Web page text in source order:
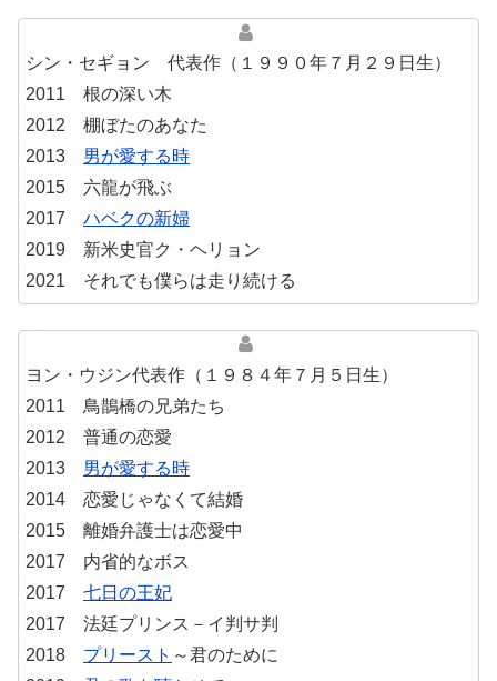
シン・セギョン 代表作（１９９０年７月２９日生）
2011 根の深い木
2012 棚ぼたのあなた
2013 男が愛する時
2015 六龍が飛ぶ
2017 ハベクの新婦
2019 新米史官ク・ヘリョン
2021 それでも僕らは走り続ける
ヨン・ウジン代表作（１９８４年７月５日生）
2011 鳥鵲橋の兄弟たち
2012 普通の恋愛
2013 男が愛する時
2014 恋愛じゃなくて結婚
2015 離婚弁護士は恋愛中
2017 内省的なボス
2017 七日の王妃
2017 法廷プリンス－イ判サ判
2018 プリースト ～君のために